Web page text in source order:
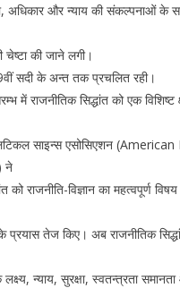
अधिकार और न्याय की संकल्पनाओं के
की जाने लगी।
सदी के अन्त तक प्रचलित रही।
में राजनीतिक सिद्धांत को एक विशिष्ट
साइन्स एसोसिएशन
ने
को राजनीति-विज्ञान का महत्वपूर्ण
प्रयास तेज किए। अब राजनीतिक
न्याय, सुरक्षा, स्वतन्त्रता